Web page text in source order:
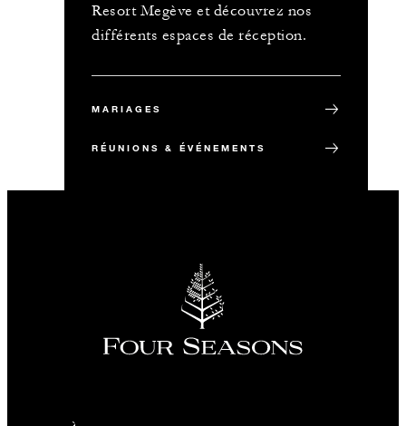
Resort Megève et découvrez nos
différents espaces de réception.
MARIAGES
RÉUNIONS & ÉVÉNEMENTS